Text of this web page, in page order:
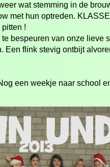
wat stemming in de
met hun optreden.
!
bespeuren van onze lieve
Een flink stevig ontbijt
een weekje naar school